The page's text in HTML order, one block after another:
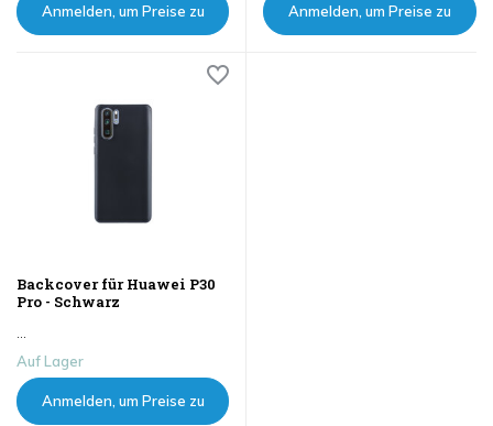
Anmelden, um Preise zu Anmelden, um Preise zu
Backcover für Huawei P30
Pro - Schwarz
...
Auf Lager
Anmelden, um Preise zu